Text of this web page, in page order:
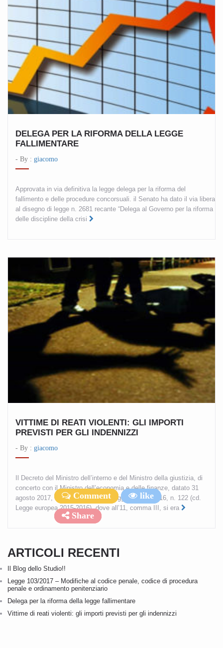
Comment
like
Share
DELEGA PER LA RIFORMA DELLA LEGGE
FALLIMENTARE
- By : giacomo
Approvata in via definitiva la legge delega per la riforma del
fallimento e delle procedure concorsuali. il Senato ha dato il via libera
al disegno di legge n. 2681 recante “Delega al Governo per la riforma
delle discipline della crisi
Comment
like
Share
VITTIME DI REATI VIOLENTI: GLI IMPORTI
PREVISTI PER GLI INDENNIZZI
- By : giacomo
Il Decreto del Ministro dell’interno e del Ministro della giustizia, di
concerto con il Ministro dell’economia e delle finanze, datato 31
agosto 2017, dà esecuzione alla Legge 7 luglio 2016, n. 122 (cd.
Legge europea 2015-2016), dove all’11, comma III, si era
Comment
like
Share
ARTICOLI RECENTI
Il Blog dello Studio!!
Legge 103/2017 – Modifiche al codice penale, codice di procedura
penale e ordinamento penitenziario
Delega per la riforma della legge fallimentare
Vittime di reati violenti: gli importi previsti per gli indennizzi